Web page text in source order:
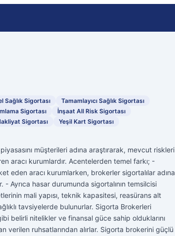
Sağlık Sigortası
Tamamlayıcı Sağlık Sigortası
Sigortası
İnşaat All Risk Sigortası
Sigortası
Yeşil Kart Sigortası
müşterileri adına araştırarak, mevcut riskleri
aracı kurumlardır. Acentelerden temel farkı; -
eden aracı kurumlarken, brokerler sigortalılar adına
- Ayrıca hasar durumunda sigortalının temsilcisi
mali yapısı, teknik kapasitesi, reasürans alt
tavsiyelerde bulunurlar. Sigorta Brokerleri
belirli nitelikler ve finansal güce sahip olduklarını
verilen ruhsatlarından alırlar. Sigorta brokerini güçlü